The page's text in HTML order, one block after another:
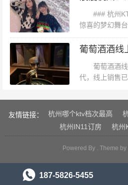
### 杭州
惊喜的梦幻舞
个人都渴望拥
而杭州，这座被
葡萄酒酒线
代，线上销售
脱颖而出，一
本文将探讨如
友情链接： 杭州哪个ktv档次最高
杭州IN11订房
杭州
Powered By . Theme by
187-5826-5455